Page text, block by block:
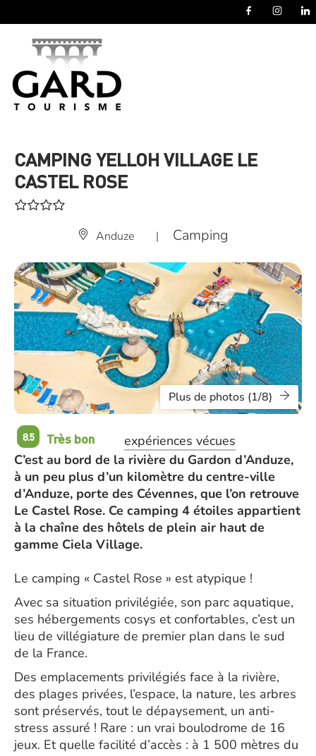
CAMPING YELLOH VILLAGE LE
CASTEL ROSE
Anduze | Camping
Plus de photos (1/8)
8.5 Très bon
expériences vécues
C’est au bord de la rivière du Gardon d’Anduze,
à un peu plus d’un kilomètre du centre-ville
d’Anduze, porte des Cévennes, que l’on retrouve
Le Castel Rose. Ce camping 4 étoiles appartient
à la chaîne des hôtels de plein air haut de
gamme Ciela Village.
Le camping « Castel Rose » est atypique !
Avec sa situation privilégiée, son parc aquatique,
ses hébergements cosys et confortables, c’est un
lieu de villégiature de premier plan dans le sud
de la France.
Des emplacements privilégiés face à la rivière,
des plages privées, l’espace, la nature, les arbres
sont préservés, tout le dépaysement, un anti-
stress assuré ! Rare : un vrai boulodrome de 16
jeux. Et quelle facilité d’accès : à 1 500 mètres du